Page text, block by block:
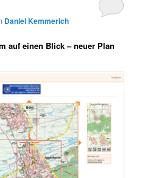
Daniel Kemmerich
auf einen Blick – neuer Plan